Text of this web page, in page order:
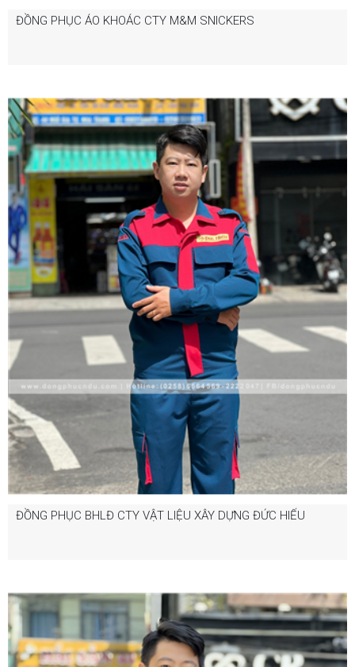
ĐỒNG PHỤC ÁO KHOÁC CTY M&M SNICKERS
ĐỒNG PHỤC BHLĐ CTY VẬT LIỆU XÂY DỰNG ĐỨC HIẾU